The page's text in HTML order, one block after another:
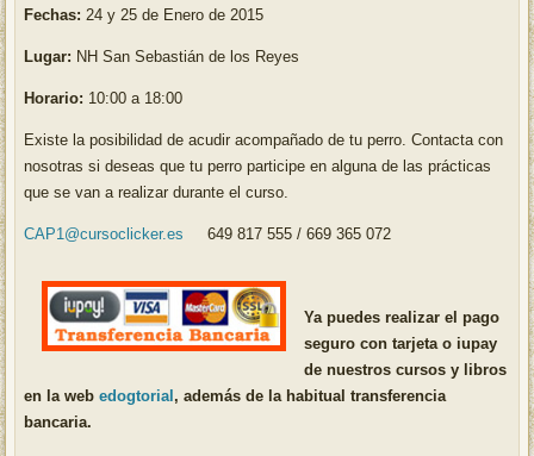
Fechas:24 y 25 de Enero de 2015
Lugar: NH San Sebastián de los Reyes
Horario: 10:00 a 18:00
Existe la posibilidad de acudir acompañado de tu perro. Contacta con
nosotras si deseas que tu perro participe en alguna de las prácticas
que se van a realizar durante el curso.
CAP1@cursoclicker.es649 817 555 / 669 365 072
Ya puedes realizar el pago
seguro con tarjeta o iupay
de nuestros cursos y libros
en la web edogtorial , además de la habitual transferencia
bancaria.